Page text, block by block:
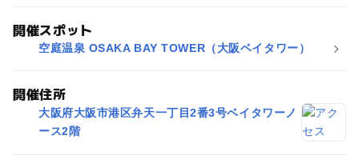
開催スポット
空庭温泉 OSAKA BAY TOWER（大阪ベイタワー）
開催住所
大阪府大阪市港区弁天一丁目2番3号ベイタワーノ
ース2階